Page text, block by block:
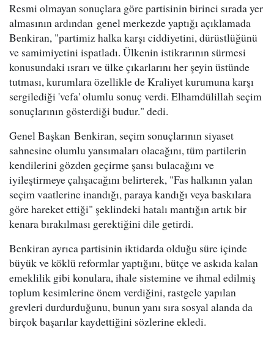
Resmi olmayan sonuçlara göre partisinin birinci sırada yer
almasının ardından genel merkezde yaptığı açıklamada
Benkiran, "partimiz halka karşı ciddiyetini, dürüstlüğünü
ve samimiyetini ispatladı. Ülkenin istikrarının sürmesi
konusundaki ısrarı ve ülke çıkarlarını her şeyin üstünde
tutması, kurumlara özellikle de Kraliyet kurumuna karşı
sergilediği 'vefa' olumlu sonuç verdi. Elhamdülillah seçim
sonuçlarının gösterdiği budur." dedi.
Genel Başkan Benkiran, seçim sonuçlarının siyaset
sahnesine olumlu yansımaları olacağını, tüm partilerin
kendilerini gözden geçirme şansı bulacağını ve
iyileştirmeye çalışacağını belirterek, "Fas halkının yalan
seçim vaatlerine inandığı, paraya kandığı veya baskılara
göre hareket ettiği" şeklindeki hatalı mantığın artık bir
kenara bırakılması gerektiğini dile getirdi.
Benkiran ayrıca partisinin iktidarda olduğu süre içinde
büyük ve köklü reformlar yaptığını, bütçe ve askıda kalan
emeklilik gibi konulara, ihale sistemine ve ihmal edilmiş
toplum kesimlerine önem verdiğini, rastgele yapılan
grevleri durdurduğunu, bunun yanı sıra sosyal alanda da
birçok başarılar kaydettiğini sözlerine ekledi.